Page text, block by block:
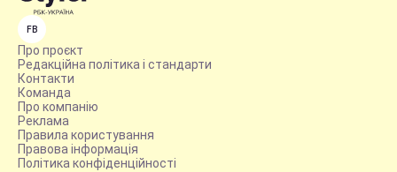
FB
Про проєкт
Редакційна політика і стандарти
Контакти
Команда
Про компанію
Реклама
Правила користування
Правова інформація
Політика конфіденційності